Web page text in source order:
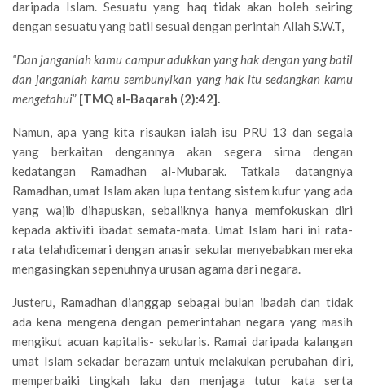
daripada Islam. Sesuatu yang haq tidak akan boleh seiring
dengan sesuatu yang batil sesuai dengan perintah Allah S.W.T,
“Dan janganlah kamu campur adukkan yang hak dengan yang batil
dan janganlah kamu sembunyikan yang hak itu sedangkan kamu
mengetahui” [TMQ al-Baqarah (2):42].
Namun, apa yang kita risaukan ialah isu PRU 13 dan segala
yang berkaitan dengannya akan segera sirna dengan
kedatangan Ramadhan al-Mubarak. Tatkala datangnya
Ramadhan, umat Islam akan lupa tentang sistem kufur yang ada
yang wajib dihapuskan, sebaliknya hanya memfokuskan diri
kepada aktiviti ibadat semata-mata. Umat Islam hari ini rata-
rata telahdicemari dengan anasir sekular menyebabkan mereka
mengasingkan sepenuhnya urusan agama dari negara.
Justeru, Ramadhan dianggap sebagai bulan ibadah dan tidak
ada kena mengena dengan pemerintahan negara yang masih
mengikut acuan kapitalis- sekularis. Ramai daripada kalangan
umat Islam sekadar berazam untuk melakukan perubahan diri,
memperbaiki tingkah laku dan menjaga tutur kata serta